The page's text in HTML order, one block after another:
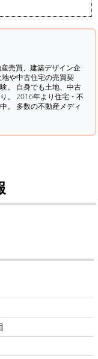
売買、建築デザイン企
や中古住宅の売買契
。 自身でも土地、中古
。 2016年より住宅・不
。 多数の不動産メディ